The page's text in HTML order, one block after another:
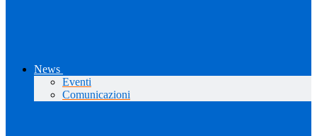
News
Eventi
Comunicazioni